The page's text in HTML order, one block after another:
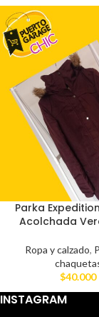
Parka
Acolchada
Ropa y calzado,
$40.000
INSTAGRAM